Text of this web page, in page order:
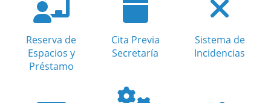
Reserva de
Espacios y
Préstamo
Cita Previa
Secretaría
Sistema de
Incidencias